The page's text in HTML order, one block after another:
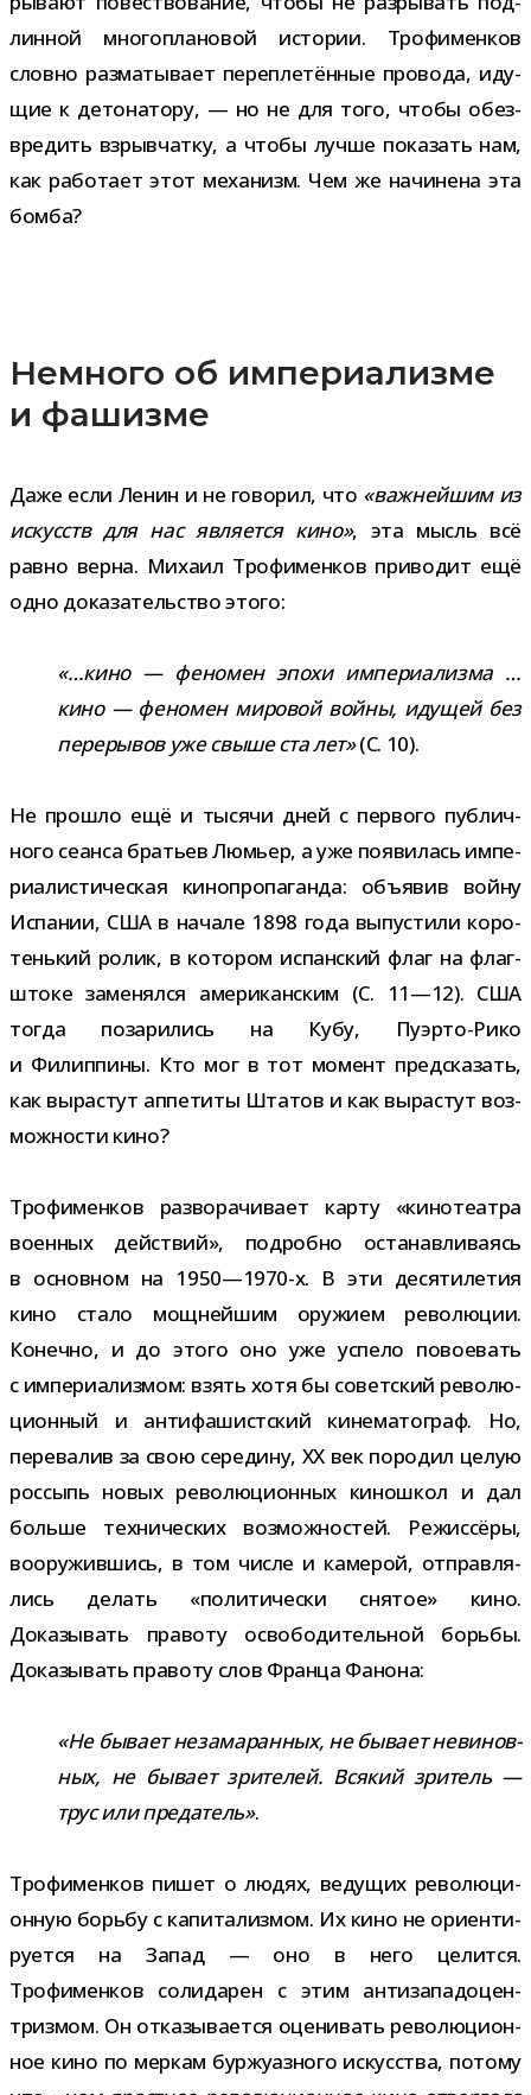
лин­ной мно­го­пла­но­вой исто­рии. Трофименков
словно раз­ма­ты­вает пере­пле­тён­ные про­вода, иду­
щие к дето­на­тору, — но не для того, чтобы обез­
вре­дить взрыв­чатку, а чтобы лучше пока­зать нам,
как рабо­тает этот меха­низм. Чем же начи­нена эта
бомба?
Немного об империализме
и фашизме
Даже если Ленин и не гово­рил, что «важ­ней­шим из
искусств для нас явля­ется кино», эта мысль всё
равно верна. Михаил Трофименков при­во­дит ещё
одно дока­за­тель­ство этого:
«…кино — фено­мен эпохи импе­ри­а­лизма …
кино — фено­мен миро­вой войны, иду­щей без
пере­ры­вов уже свыше ста лет»(С. 10).
Не про­шло ещё и тысячи дней с пер­вого пуб­лич­
ного сеанса бра­тьев Люмьер, а уже появи­лась импе­
ри­а­ли­сти­че­ская кино­про­па­ганда: объ­явив войну
Испании, США в начале 1898 года выпу­стили коро­
тень­кий ролик, в кото­ром испан­ский флаг на флаг­
штоке заме­нялся аме­ри­кан­ским (С. 11—12). США
тогда поза­ри­лись на Кубу, Пуэрто-​Рико
и Филиппины. Кто мог в тот момент пред­ска­зать,
как вырас­тут аппе­титы Штатов и как вырас­тут воз­
мож­но­сти кино?
Трофименков раз­во­ра­чи­вает карту «кино­те­атра
воен­ных дей­ствий», подробно оста­нав­ли­ва­ясь
в основ­ном на 1950—1970-х. В эти деся­ти­ле­тия
кино стало мощ­ней­шим ору­жием рево­лю­ции.
Конечно, и до этого оно уже успело пово­е­вать
с импе­ри­а­лиз­мом: взять хотя бы совет­ский рево­лю­
ци­он­ный и анти­фа­шист­ский кине­ма­то­граф. Но,
пере­ва­лив за свою сере­дину, ХХ век поро­дил целую
рос­сыпь новых рево­лю­ци­он­ных кино­школ и дал
больше тех­ни­че­ских воз­мож­но­стей. Режиссёры,
воору­жив­шись, в том числе и каме­рой, отправ­ля­
лись делать «поли­ти­че­ски сня­тое» кино.
Доказывать правоту осво­бо­ди­тель­ной борьбы.
Доказывать правоту слов Франца Фанона:
«Не бывает неза­ма­ран­ных, не бывает неви­нов­
ных, не бывает зри­те­лей. Всякий зри­тель —
трус или пре­да­тель».
Трофименков пишет о людях, веду­щих рево­лю­ци­
он­ную борьбу с капи­та­лиз­мом. Их кино не ори­ен­ти­
ру­ется на Запад — оно в него целится.
Трофименков соли­да­рен с этим анти­за­па­до­цен­
триз­мом. Он отка­зы­ва­ется оце­ни­вать рево­лю­ци­он­
ное кино по мер­кам бур­жу­аз­ного искус­ства, потому